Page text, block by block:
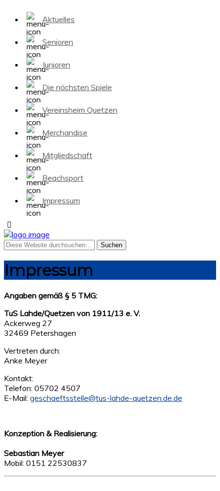
Aktuelles
Senioren
Junioren
Die nächsten Spiele
Vereinsheim Quetzen
Merchandise
Mitgliedschaft
Beachsport
Impressum
Impressum
Angaben gemäß § 5 TMG:
TuS Lahde/Quetzen von 1911/13 e. V.
Ackerweg 27
32469 Petershagen
Vertreten durch:
Anke Meyer
Kontakt:
Telefon: 05702 4507
E-Mail: geschaeftsstelle@tus-lahde-quetzen.de.de
Konzeption & Realisierung:
Sebastian Meyer
Mobil: 0151 22530837